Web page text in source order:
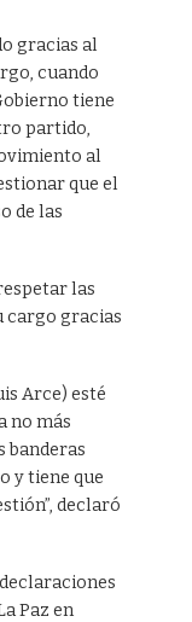
gracias al
cuando
tiene
partido,
al
que el
de las
las
cargo gracias
Arce) esté
no más
banderas
y tiene que
declaró
Paz en